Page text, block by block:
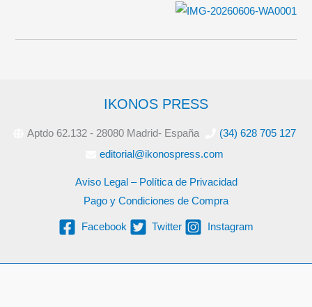
IKONOS PRESS
Aptdo 62.132 - 28080 Madrid- España
(34) 628 705 127
editorial@ikonospress.com
Aviso Legal – Política de Privacidad
Pago y Condiciones de Compra
Facebook Twitter Instagram